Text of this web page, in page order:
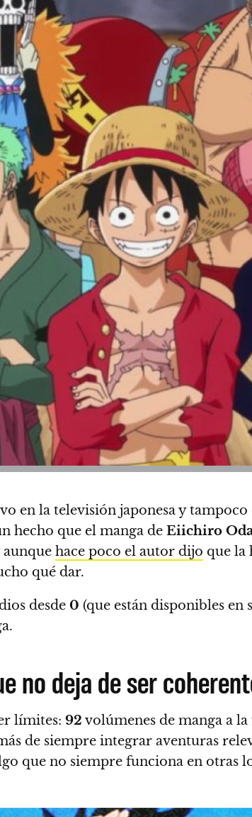
en la televisión japonesa y tampoco
hecho que el manga de Eiichiro
hace poco el autor dijo que la
qué dar.
desde 0 (que están disponibles
no deja de ser
límites: 92 volúmenes de manga a la
de siempre integrar aventuras
que no siempre funciona en otras